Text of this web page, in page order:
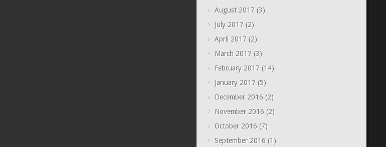
August 2017(3)
July 2017(2)
April 2017(2)
March 2017(3)
February 2017(14)
January 2017(5)
December 2016(2)
November 2016(2)
October 2016(7)
September 2016(1)